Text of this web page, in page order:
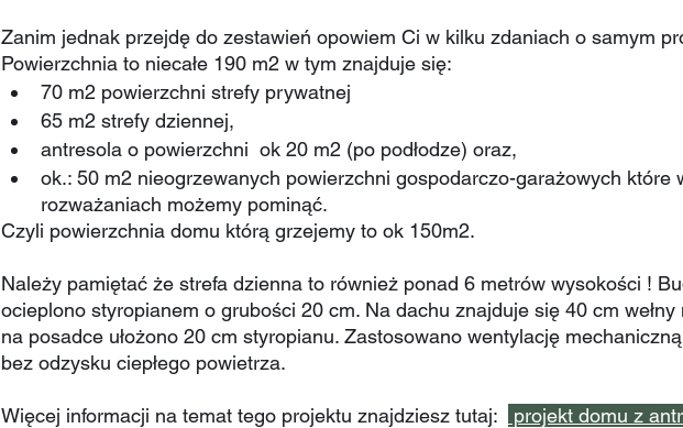
Zanim jednak przejdę do zestawień opowiem Ci w kilku zdaniach o samym
Powierzchnia to niecałe 190 m2 w tym znajduje się:
70 m2 powierzchni strefy prywatnej
65 m2 strefy dziennej,
antresola o powierzchni  ok 20 m2 (po podłodze) oraz,
ok.: 50 m2 nieogrzewanych powierzchni gospodarczo-garażowych które
rozważaniach możemy pominąć.
Czyli powierzchnia domu którą grzejemy to ok 150m2.
Należy pamiętać że strefa dzienna to również ponad 6 metrów wysokości !
ocieplono styropianem o grubości 20 cm. Na dachu znajduje się 40 cm wełny
na posadce ułożono 20 cm styropianu. Zastosowano wentylację
bez odzysku ciepłego powietrza.
Więcej informacji na temat tego projektu znajdziesz tutaj:
projekt domu z